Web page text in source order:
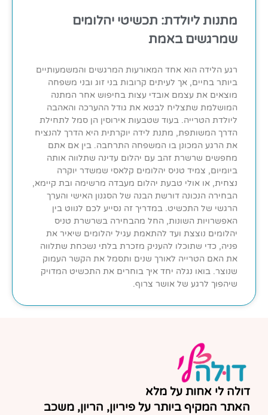
מתנות ליולדת: תכשיטי יהלומים
שמרגשים באמת
רגע הלידה הוא אחד המאורעות המרגשים והמשמעותיים
ביותר בחיים, אך לעיתים קרובות בני זוג ובני משפחה
מוצאים את עצמם אובדי עצות בחיפוש אחר המתנה
המושלמת שתצליח לבטא את גודל ההערכה והאהבה
ליולדת הטרייה. בעוד שטבעות אירוסין הן סמל לתחילת
הדרך המשותפת, מתנת לידה יוקרתית היא הדרך להנציח
את הרגע המכונן בו המשפחה התרחבה. בין אם אתם
מחפשים שרשרת זהב עם יהלום עדינה שתלווה אותה
ביומיום, צמיד טניס יהלומים קלאסי שמשדר יוקרה
נצחית, או אולי טבעת יהלום מעבדה מרשימה ובת קיימא,
הבחירה הנכונה דורשת הבנה של הסגנון האישי והערך
הרגשי של התכשיט. במדריך זה נסייע לכם לנווט בין
האפשרויות השונות, החל מהבחירה בשרשרת טניס
יהלומים נוצצת ועד להתאמת עגיל יהלומים שיאיר את
פניה, כדי שתוכלו להעניק מזכרת בלתי נשכחת שתלווה
את האם הטרייה לאורך שנים ותסמל את הקשר העמוק
שנוצר. בואו נגלה יחד איך בוחרים את התכשיט המדויק
שיהפוך לרגע של אושר צרוף.
דולה לי אחות על מלא
האתר המקיף ביותר על פיריון, הריון, משכב